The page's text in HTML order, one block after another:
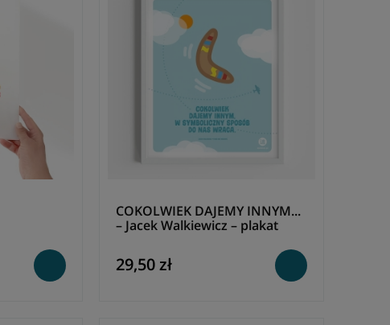
COKOLWIEK DAJEMY INNYM...
– Jacek Walkiewicz – plakat
29,50 zł